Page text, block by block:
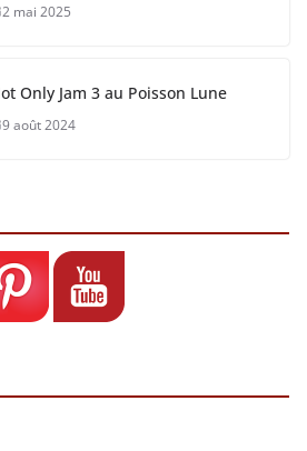
2 mai 2025
Only Jam 3 au Poisson Lune
9 août 2024